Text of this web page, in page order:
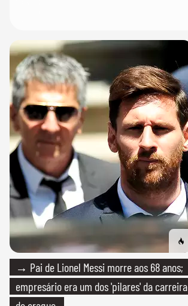
→ Pai de Lionel Messi morre aos 68 anos;
empresário era um dos 'pilares' da carreira